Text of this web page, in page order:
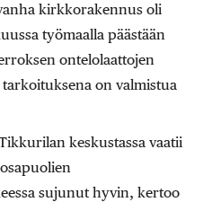
kirkkorakennus oli
työmaalla päästään
ontelolaattojen
on valmistua
keskustassa vaatii
sujunut hyvin, kertoo